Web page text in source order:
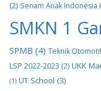
(2) Senam Anak Indonesia
SMKN 1
SPMB (4) Teknik
LSP 2022-2023 (2) UKK
(1) UT School (3)